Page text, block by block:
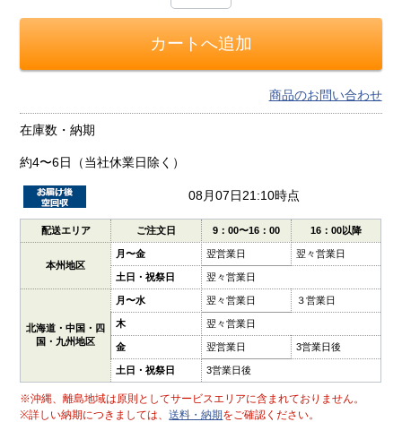
商品のお問い合わせ
在庫数・納期
約4〜6日（当社休業日除く）
08月07日21:10時点
配送エリア ご注文日 9：00〜16：00 16：00以降
本州地区
月〜金 翌営業日 翌々営業日
土日・祝祭日 翌々営業日
北海道・中国・四
国・九州地区
月〜水 翌々営業日 ３営業日
木 翌々営業日
金 翌営業日 3営業日後
土日・祝祭日 3営業日後
※沖縄、離島地域は原則としてサービスエリアに含まれておりません。
※詳しい納期につきましては、送料・納期をご確認ください。